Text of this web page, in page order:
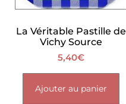
La Véritable Pastille de
Vichy Source
5,40€
Ajouter au panier